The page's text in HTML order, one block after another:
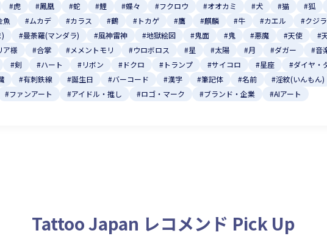
#虎 #鳳凰 #蛇 #鯉 #蝶々 #フクロウ #オオカミ #犬 #猫 #狐
魚 #ムカデ #カラス #鶴 #トカゲ #鷹 #麒麟 #牛 #カエル #クジラ
#曼荼羅(マンダラ) #風神雷神 #地獄絵図 #鬼面 #鬼 #悪魔 #天使 #
ア様 #合掌 #メメントモリ #ウロボロス #星 #太陽 #月 #ダガー #音
#剣 #ハート #リボン #ドクロ #トランプ #サイコロ #星座 #ダイヤ・
#有刺鉄線 #誕生日 #バーコード #漢字 #筆記体 #名前 #淫紋(いんもん)
#ファンアート #アイドル・推し #ロゴ・マーク #ブランド・企業 #AIアート
Tattoo Japan レコメンド Pick Up